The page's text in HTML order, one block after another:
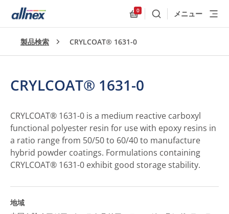
0
検索 メニュー
製品検索 CRYLCOAT® 1631-0
CRYLCOAT® 1631-0
CRYLCOAT® 1631-0 is a medium reactive carboxyl
functional polyester resin for use with epoxy resins in
a ratio range from 50/50 to 60/40 to manufacture
hybrid powder coatings. Formulations containing
CRYLCOAT® 1631-0 exhibit good storage stability.
地域